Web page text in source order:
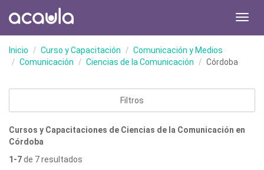
Inicio Curso y Capacitación
Comunicación y Medios
Comunicación
Ciencias de la Comunicación Córdoba
Filtros
Cursos y Capacitaciones de Ciencias de la Comunicación en
Córdoba
1-7de 7 resultados